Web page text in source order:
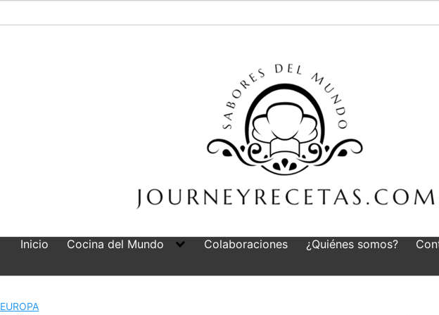
Inicio Cocina del Mundo Colaboraciones ¿Quiénes somos?
EUROPA